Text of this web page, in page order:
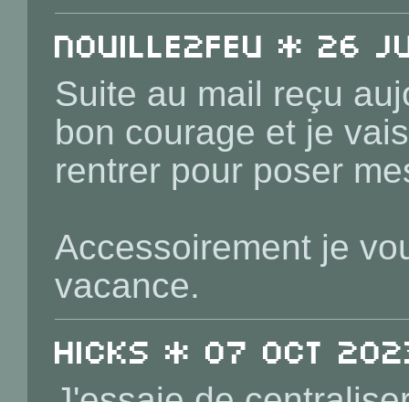
Nouille2Feu * 26
Suite au mail reçu
bon courage et je
rentrer pour poser
Accessoirement je
vacance.
Hicks * 07 Oct